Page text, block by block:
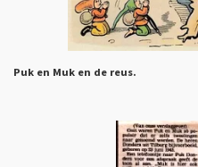
Puk en Muk en de reus.